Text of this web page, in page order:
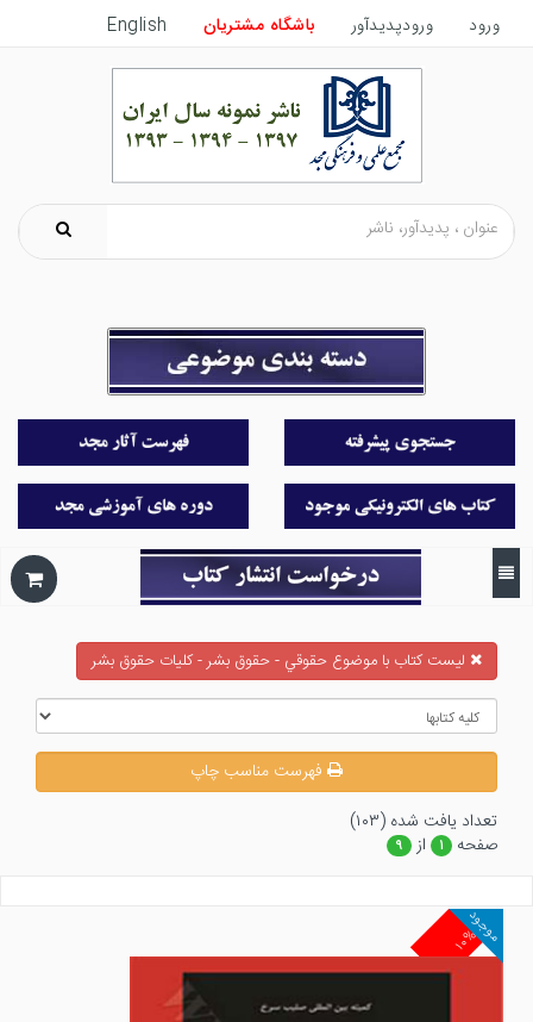
ورود ورودپدیدآور باشگاه مشتریان English
ليست كتاب با موضوع حقوقي - حقوق بشر - كليات حقوق بشر
فهرست مناسب چاپ
تعداد يافت شده (۱۰۳)
صفحه
۱ از ۹
۱۰%
موجود